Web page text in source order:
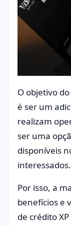
O objetivo
é ser um
realizam
ser uma
disponíveis
interessados.
Por isso, a
benefícios e
de crédito